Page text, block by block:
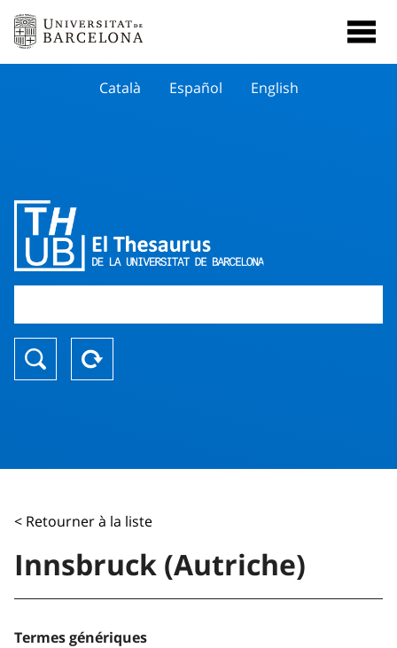
Català Español English
< Retourner à la liste
Innsbruck (Autriche)
Termes génériques